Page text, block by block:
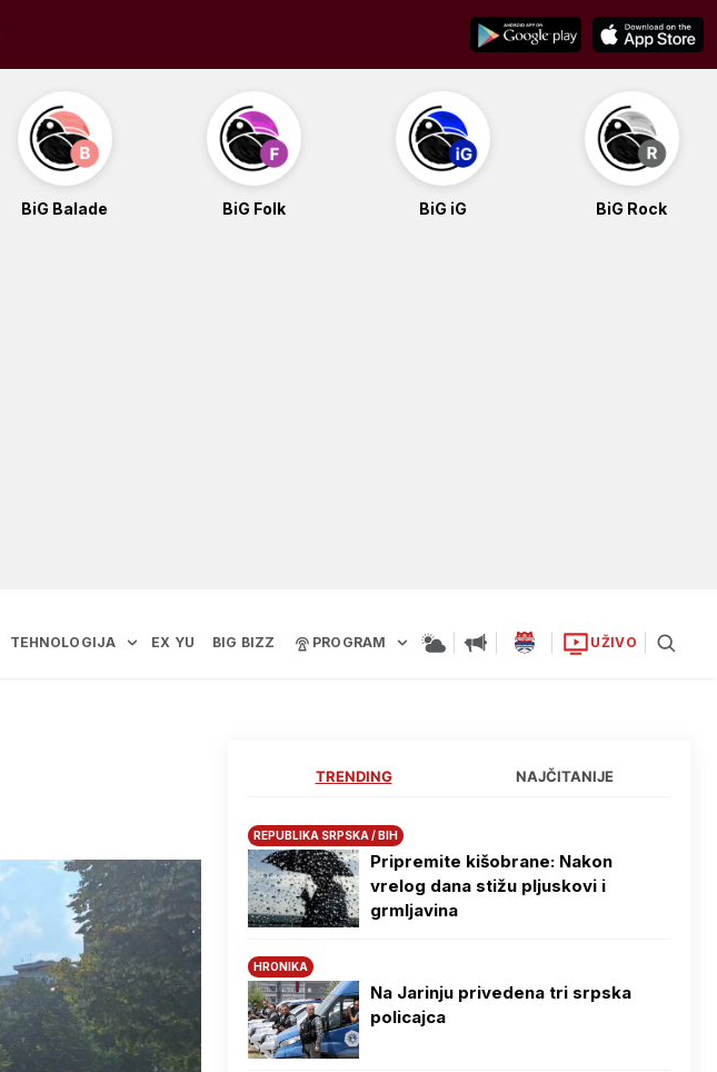
BiG Balade BiG Folk BiG iG BiG Rock
TEHNOLOGIJA EX YU BIG BIZZ PROGRAM UŽIVO
TRENDING NAJČITANIJE
REPUBLIKA SRPSKA / BIH
Pripremite kišobrane: Nakon
vrelog dana stižu pljuskovi i
grmljavina
HRONIKA
Na Јarinju privedena tri srpska
policajca